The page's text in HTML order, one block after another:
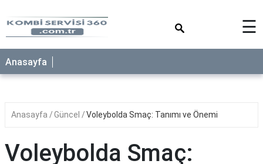
☰
Anasayfa
Anasayfa Güncel Voleybolda Smaç: Tanımı ve Önemi
Voleybolda Smaç: